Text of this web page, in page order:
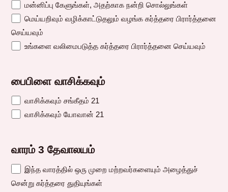
மன்னிப்பு கேளுங்கள், அதற்காக நன்றி சொல்லுங்கள்
மெய்யறிவும் வழிக்காட்டுதலும் வழங்க கர்த்தரை பிரார்த்தனை
செய்யவும்
உங்களை வலிமைபடுத்த கர்த்தரை பிரார்த்தனை செய்யவும்
பைபிளை வாசிக்கவும்
வாசிக்கவும் சங்கீதம் 21
வாசிக்கவும் யோவான் 21
வாரம் 3 தேவாலயம்
இந்த வாரத்தில் ஒரு முறை மற்றவர்களையும் அழைத்துச்
சென்று கர்த்தரை துதியுங்கள்